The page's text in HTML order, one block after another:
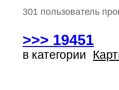
301 пользователь
>>> 19451
в категории